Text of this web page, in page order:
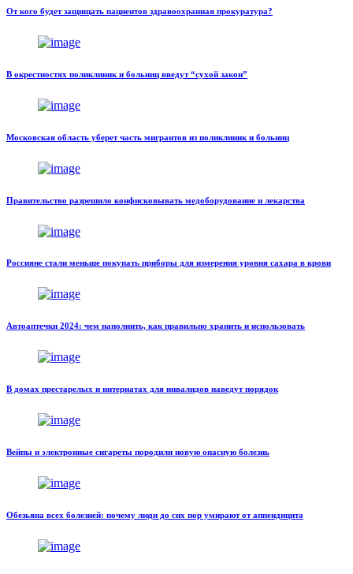
От кого будет защищать пациентов здравоохранная прокуратура?
В окрестностях поликлиник и больниц введут “сухой закон”
Московская область уберет часть мигрантов из поликлиник и больниц
Правительство разрешило конфисковывать медоборудование и лекарства
Россияне стали меньше покупать приборы для измерения уровня сахара в крови
Автоаптечки 2024: чем наполнить, как правильно хранить и использовать
В домах престарелых и интернатах для инвалидов наведут порядок
Вейпы и электронные сигареты породили новую опасную болезнь
Обезьяна всех болезней: почему люди до сих пор умирают от аппендицита